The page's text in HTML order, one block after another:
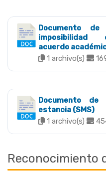
Documento
imposibilidad
acuerdo
1 archivo(s)
Documento de
estancia (SMS)
1 archivo(s)
Reconocimiento